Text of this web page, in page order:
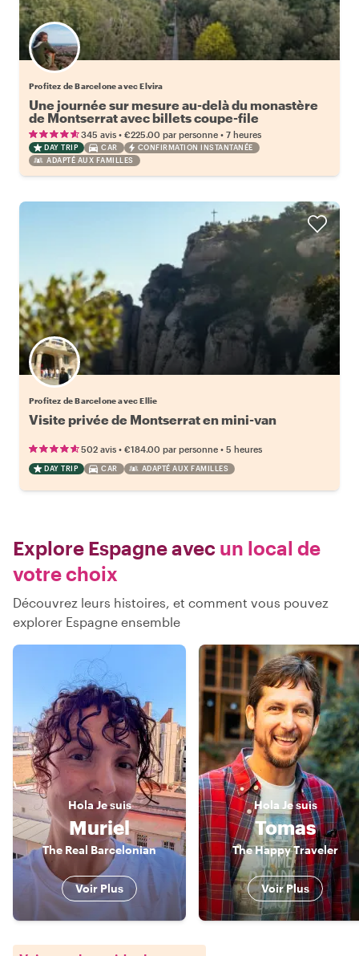
Profitez de Barcelone avec Elvira
Une journée sur mesure au-delà du monastère
de Montserrat avec billets coupe-file
345 avis • €225.00 par personne • 7 heures
DAY TRIP CAR
CONFIRMATION INSTANTANÉE
ADAPTÉ AUX FAMILLES
Profitez de Barcelone avec Ellie
Visite privée de Montserrat en mini-van
502 avis • €184.00 par personne • 5 heures
DAY TRIP CAR ADAPTÉ AUX FAMILLES
Explore Espagne avec un local de
votre choix
Découvrez leurs histoires, et comment vous pouvez
explorer Espagne ensemble
HolaJe suis
Muriel
The Real Barcelonian
Voir Plus
Hola Je suis
Tomas
The Happy Traveler
Voir Plus